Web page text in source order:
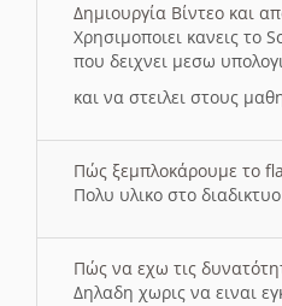
Δημιουργία Βίντεο και
Χρησιμοποιει κανεις το
που δειχνει μεσω
και να στειλει στους
Πώς ξεμπλοκάρουμε το
Πολυ υλικο στο
Πώς να εχω τις
Δηλαδη χωρις να ειναι